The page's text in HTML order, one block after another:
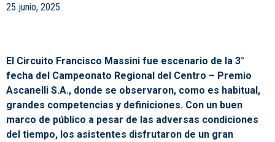
25 junio, 2025
El Circuito Francisco Massini fue escenario de la 3°
fecha del Campeonato Regional del Centro – Premio
Ascanelli S.A., donde se observaron, como es habitual,
grandes competencias y definiciones. Con un buen
marco de público a pesar de las adversas condiciones
del tiempo, los asistentes disfrutaron de un gran